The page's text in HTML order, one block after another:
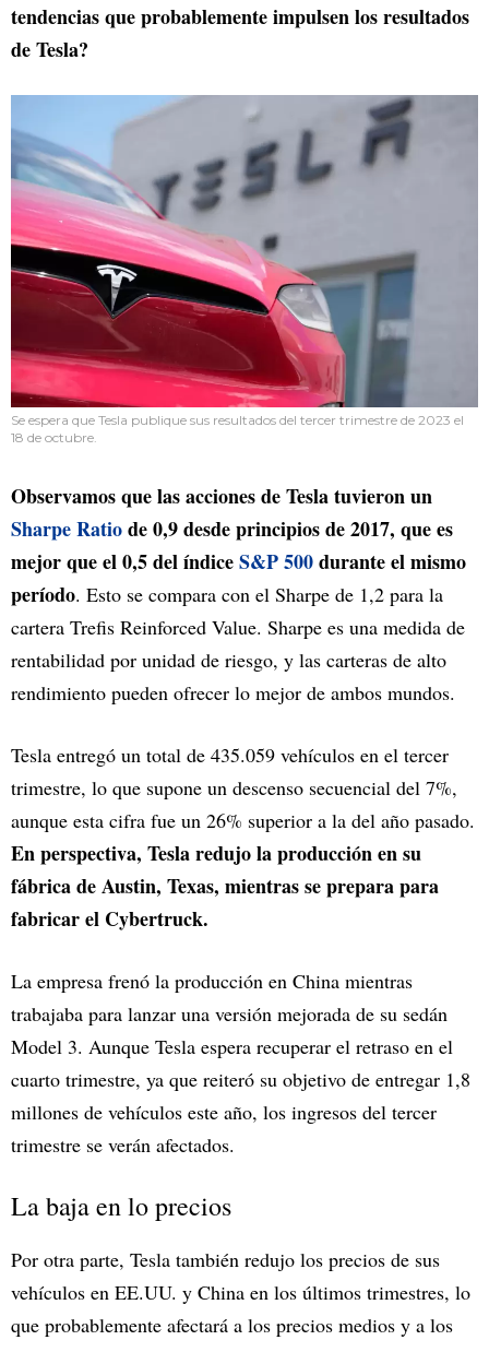
tendencias que probablemente impulsen los resultados
de Tesla?
Se espera que Tesla publique sus resultados del tercer trimestre de 2023 el
18 de octubre.
Observamos que las acciones de Tesla tuvieron un
Sharpe Ratiode 0,9 desde principios de 2017, que es
mejor que el 0,5 del índiceS&P 500durante el mismo
período. Esto se compara con el Sharpe de 1,2 para la
cartera Trefis Reinforced Value. Sharpe es una medida de
rentabilidad por unidad de riesgo, y las carteras de alto
rendimiento pueden ofrecer lo mejor de ambos mundos.
Tesla entregó un total de 435.059 vehículos en el tercer
trimestre, lo que supone un descenso secuencial del 7%,
aunque esta cifra fue un 26% superior a la del año pasado.
En perspectiva, Tesla redujo la producción en su
fábrica de Austin, Texas, mientras se prepara para
fabricar el Cybertruck.
La empresa frenó la producción en China mientras
trabajaba para lanzar una versión mejorada de su sedán
Model 3. Aunque Tesla espera recuperar el retraso en el
cuarto trimestre, ya que reiteró su objetivo de entregar 1,8
millones de vehículos este año, los ingresos del tercer
trimestre se verán afectados.
La baja en lo precios
Por otra parte, Tesla también redujo los precios de sus
vehículos en EE.UU. y China en los últimos trimestres, lo
que probablemente afectará a los precios medios y a los